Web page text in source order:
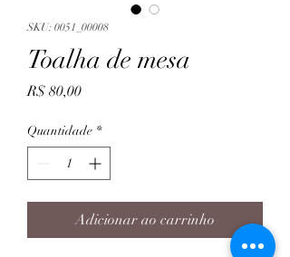
SKU: 0051_00008
Toalha de mesa
R$ 80,00Preço
Quantidade *
Adicionar ao carrinho